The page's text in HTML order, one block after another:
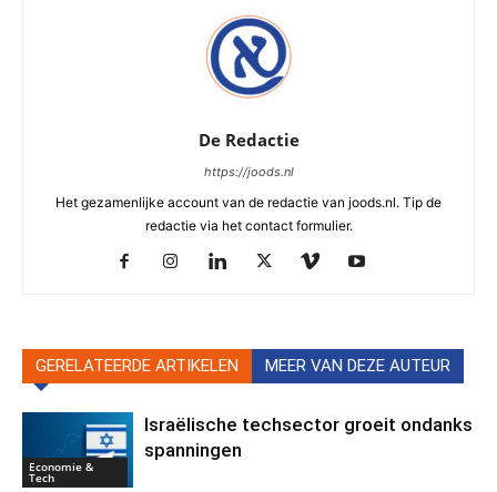
De Redactie
https://joods.nl
Het gezamenlijke account van de redactie van joods.nl. Tip de
redactie via het contact formulier.
GERELATEERDE ARTIKELEN MEER VAN DEZE AUTEUR
Economie &
Tech
Israëlische techsector groeit ondanks
spanningen